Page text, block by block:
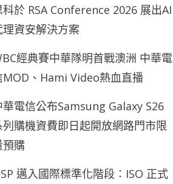
科於 RSA Conference 2026 展出AI
理資安解決方案
經典賽中華隊明首戰澳洲 中華電
MOD、Hami Video熱血直播
華電信公布Samsung Galaxy S26
列購機資費即日起開放網路門市限
預購
邁入國際標準化階段：ISO 正式